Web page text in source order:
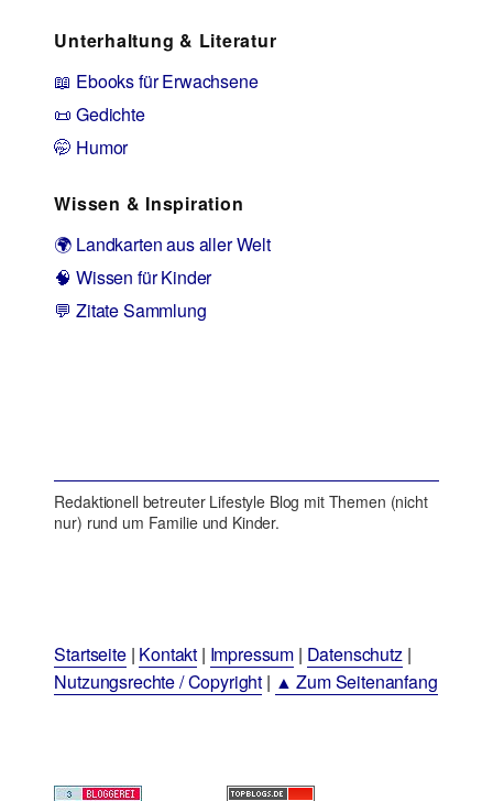
Unterhaltung & Literatur
📖 Ebooks für Erwachsene
📜 Gedichte
🤭 Humor
Wissen & Inspiration
🌍 Landkarten aus aller Welt
🧠 Wissen für Kinder
💬 Zitate Sammlung
Redaktionell betreuter Lifestyle Blog mit Themen (nicht
nur) rund um Familie und Kinder.
Startseite| Kontakt | Impressum | Datenschutz|
Nutzungsrechte / Copyright | ▲ Zum Seitenanfang